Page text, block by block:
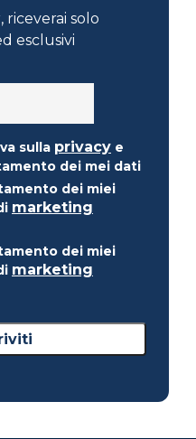
riceverai solo
esclusivi
sulla privacy e
dei mei dati
dei miei
marketing
dei miei
marketing